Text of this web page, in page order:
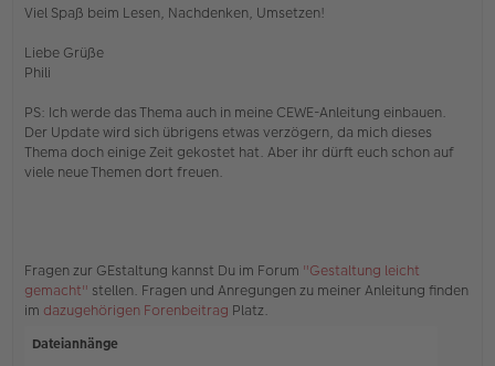
g
Viel Spaß beim Lesen, Nachdenken, Umsetzen!
Liebe Grüße
Phili
PS: Ich werde das Thema auch in meine CEWE-Anleitung einbauen.
Der Update wird sich übrigens etwas verzögern, da mich dieses
Thema doch einige Zeit gekostet hat. Aber ihr dürft euch schon auf
viele neue Themen dort freuen.
Fragen zur GEstaltung kannst Du im Forum "Gestaltung leicht
gemacht" stellen. Fragen und Anregungen zu meiner Anleitung finden
im dazugehörigen Forenbeitrag Platz.
Dateianhänge